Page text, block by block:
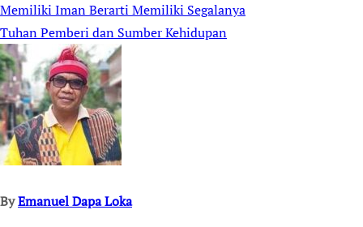
Post
navigation
Memiliki Iman Berarti Memiliki Segalanya
Tuhan Pemberi dan Sumber Kehidupan
ByEmanuel Dapa Loka